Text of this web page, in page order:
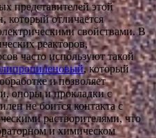
представителей этой
который отличается
свойствами. В
реакторов,
часто используют такой
, который
и позволяет
опоры и прокладки с
не боится контакта с
растворителями, что
и химическом